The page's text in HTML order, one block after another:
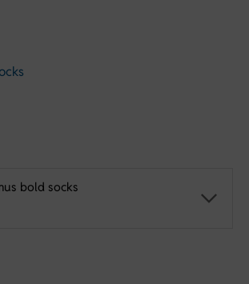
bold socks